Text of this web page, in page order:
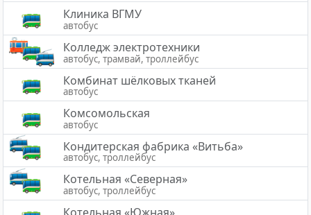
Клиника ВГМУ
автобус
Колледж электротехники
автобус, трамвай, троллейбус
Комбинат шёлковых тканей
автобус
Комсомольская
автобус
Кондитерская фабрика «Витьба»
автобус, троллейбус
Котельная «Северная»
автобус, троллейбус